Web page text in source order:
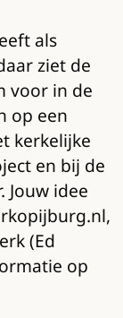
als
ziet de
voor in de
op een
kerkelijke
en bij de
idee
(Ed
op